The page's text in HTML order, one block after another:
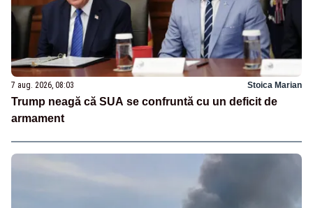
7 aug. 2026, 08:03 Stoica Marian
Trump neagă că SUA se confruntă cu un deficit de
armament